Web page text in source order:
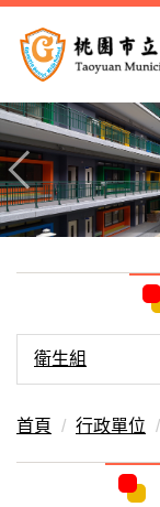
到
主
內
容
區
衛生組
首頁 行政單位